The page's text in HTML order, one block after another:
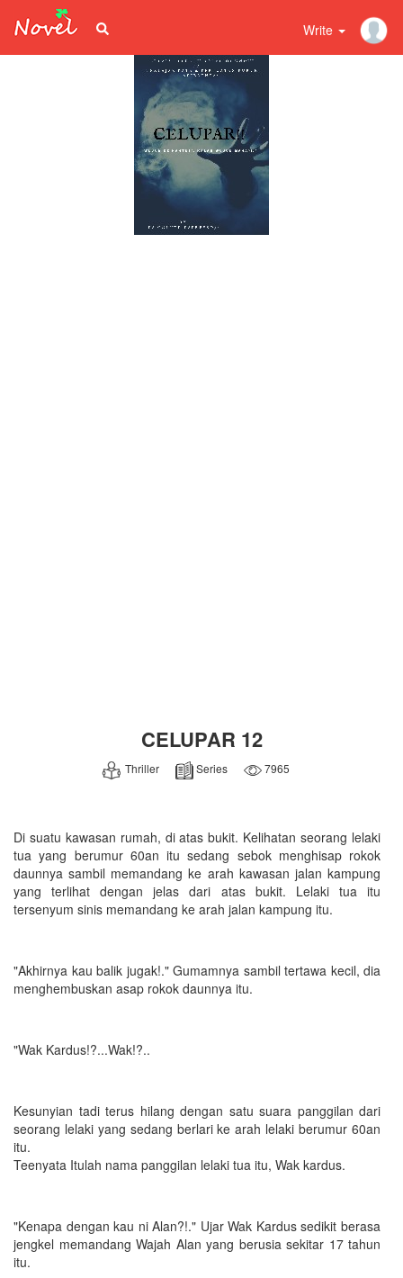
Write
CELUPAR 12
Thriller Series 7965
Di suatu kawasan rumah, di atas bukit. Kelihatan seorang lelaki
tua yang berumur 60an itu sedang sebok menghisap rokok
daunnya sambil memandang ke arah kawasan jalan kampung
yang terlihat dengan jelas dari atas bukit. Lelaki tua itu
tersenyum sinis memandang ke arah jalan kampung itu.
"Akhirnya kau balik jugak!." Gumamnya sambil tertawa kecil, dia
menghembuskan asap rokok daunnya itu.
"Wak Kardus!?...Wak!?..
Kesunyian tadi terus hilang dengan satu suara panggilan dari
seorang lelaki yang sedang berlari ke arah lelaki berumur 60an
itu.
Teenyata Itulah nama panggilan lelaki tua itu, Wak kardus.
"Kenapa dengan kau ni Alan?!." Ujar Wak Kardus sedikit berasa
jengkel memandang Wajah Alan yang berusia sekitar 17 tahun
itu.